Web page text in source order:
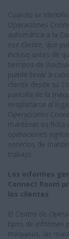
Cuando se
Operaciones
automática a la
ese cliente, que
incluso antes de
tiempos de
puede llevar a
cliente desde su
pantalla de la
desplazarse al
Operaciones
mantener su flota
operaciones
servicios de
trabajo.
Los informes
Connect Room
los clientes
El Centro de
tipos de informes
máquinas, las